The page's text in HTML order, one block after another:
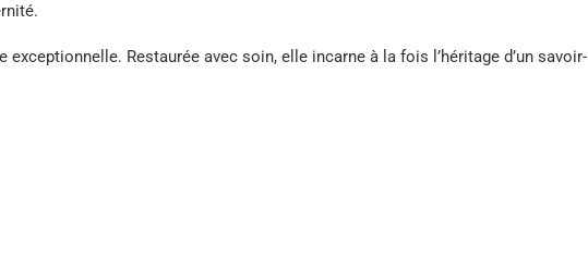
exceptionnelle. Restaurée avec soin, elle incarne à la fois l’héritage d’un savoir-